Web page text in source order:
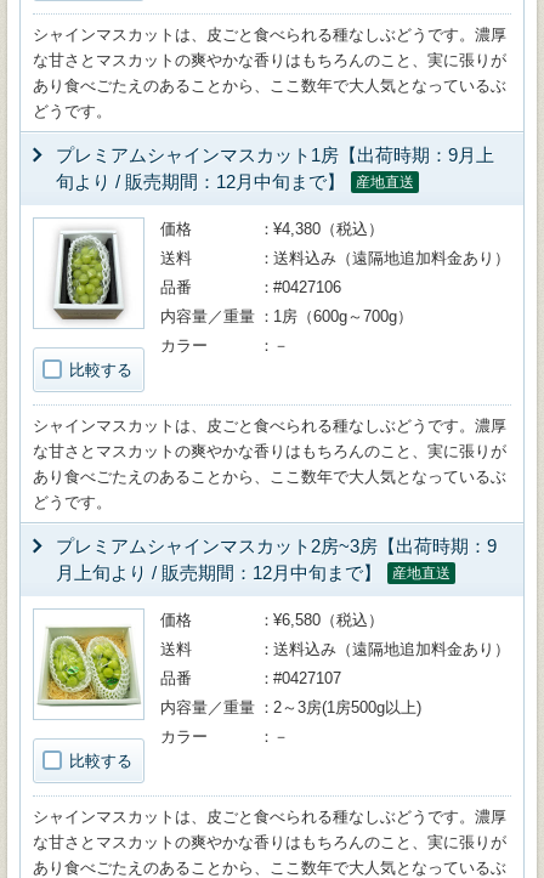
シャインマスカットは、皮ごと食べられる種なしぶどうです。濃厚
な甘さとマスカットの爽やかな香りはもちろんのこと、実に張りが
あり食べごたえのあることから、ここ数年で大人気となっているぶ
どうです。
プレミアムシャインマスカット1房【出荷時期：9月上
旬より / 販売期間：12月中旬まで】
産地直送
比較する
価格
¥4,380（税込）
送料
送料込み（遠隔地追加料金あり）
品番
#0427106
内容量／重量
1房（600g～700g）
カラー
－
シャインマスカットは、皮ごと食べられる種なしぶどうです。濃厚
な甘さとマスカットの爽やかな香りはもちろんのこと、実に張りが
あり食べごたえのあることから、ここ数年で大人気となっているぶ
どうです。
プレミアムシャインマスカット2房~3房【出荷時期：9
月上旬より / 販売期間：12月中旬まで】
産地直送
比較する
価格
¥6,580（税込）
送料
送料込み（遠隔地追加料金あり）
品番
#0427107
内容量／重量
2～3房(1房500g以上)
カラー
－
シャインマスカットは、皮ごと食べられる種なしぶどうです。濃厚
な甘さとマスカットの爽やかな香りはもちろんのこと、実に張りが
あり食べごたえのあることから、ここ数年で大人気となっているぶ